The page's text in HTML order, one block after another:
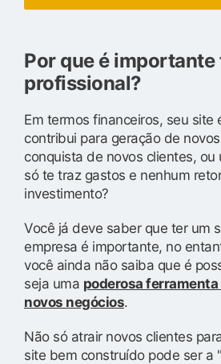
Por que é importante
profissional?
Em termos financeiros, seu site
contribui para geração de
conquista de novos clientes, ou
só te traz gastos e nenhum
investimento?
Você já deve saber que ter um
empresa é importante, no
você ainda não saiba que é
seja uma poderosa ferramenta
novos negócios.
Não só atrair novos clientes
site bem construído pode ser a